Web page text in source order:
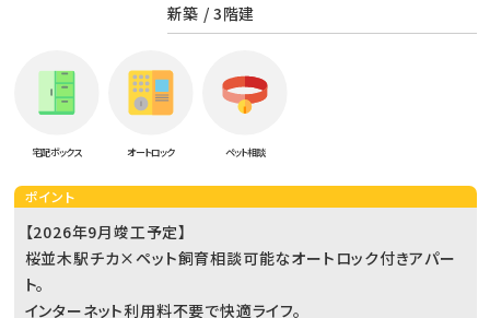
新築 / 3階建
宅配ボックス オートロック ペット相談
ポイント
【2026年9月竣工予定】
桜並木駅チカ×ペット飼育相談可能なオートロック付きアパー
ト。
インターネット利用料不要で快適ライフ。